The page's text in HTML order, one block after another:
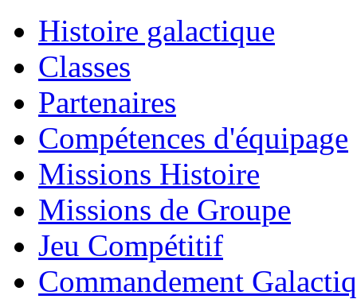
Histoire galactique
Classes
Partenaires
Compétences d'équipage
Missions Histoire
Missions de Groupe
Jeu Compétitif
Commandement